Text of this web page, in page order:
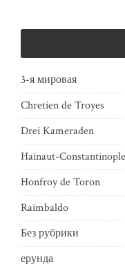
3-я мировая
Chretien de Troyes
Drei Kameraden
Hainaut-Constantinople
Honfroy de Toron
Raimbaldo
Без рубрики
ерунда